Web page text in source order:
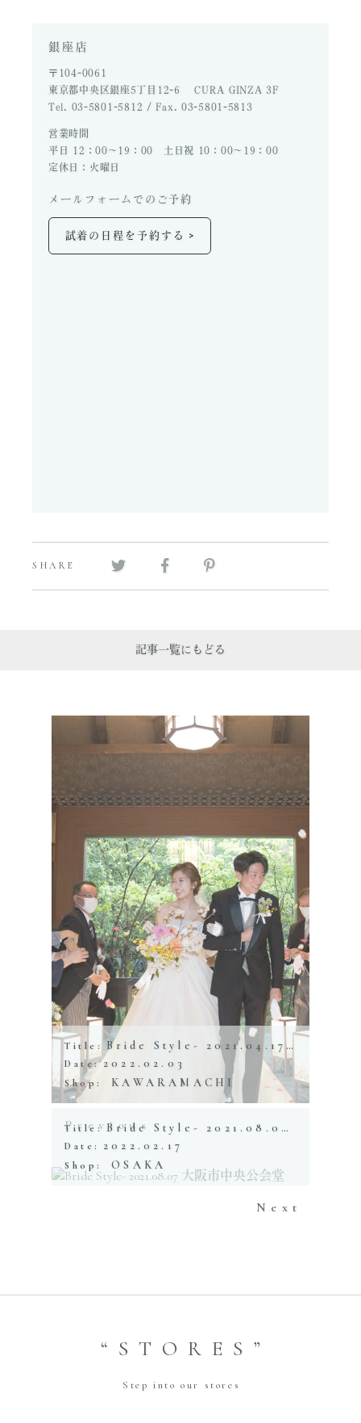
銀座店
〒104-0061
東京都中央区銀座5丁目12-6 CURA GINZA 3F
Tel. 03-5801-5812 / Fax. 03-5801-5813
営業時間
平日 12：00～19：00 土日祝 10：00～19：00
定休日：火曜日
メールフォームでのご予約
試着の日程を予約する >
SHARE
記事一覧にもどる
Title: Bride Style- 2021.04.17 アカガネリゾート
Date: 2022.02.03
Shop: KAWARAMACHI
Previous
Title: Bride Style- 2021.08.07 大阪市中央公会堂
Date: 2022.02.17
Shop: OSAKA
Next
“STORES”
Step into our stores